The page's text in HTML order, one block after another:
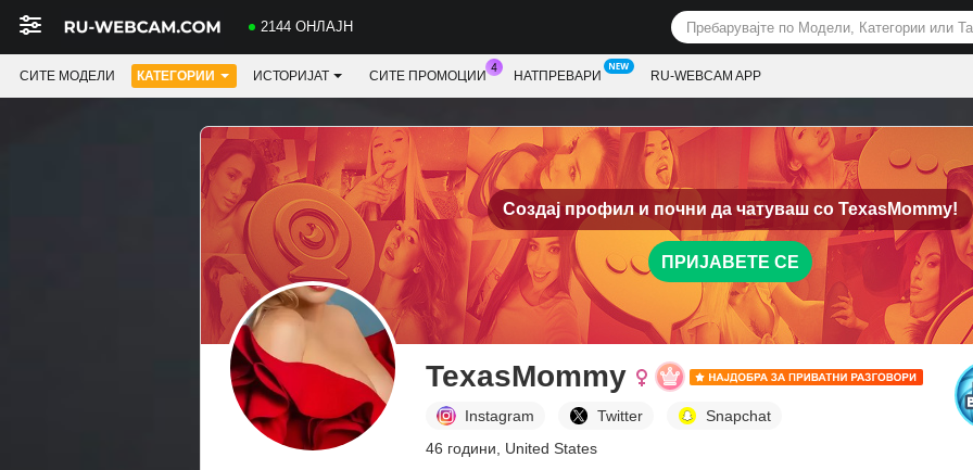
2144 ОНЛАЈН
СИТЕ МОДЕЛИ КАТЕГОРИИ ИСТОРИЈАТ СИТЕ ПРОМОЦИИ НАТПРЕВАРИ RU-WEBCAM APP
Создај профил и почни да чатуваш со TexasMommy!
ПРИЈАВЕТЕ СЕ
TexasMommy
Instagram Twitter
Snapchat
46 години, United States